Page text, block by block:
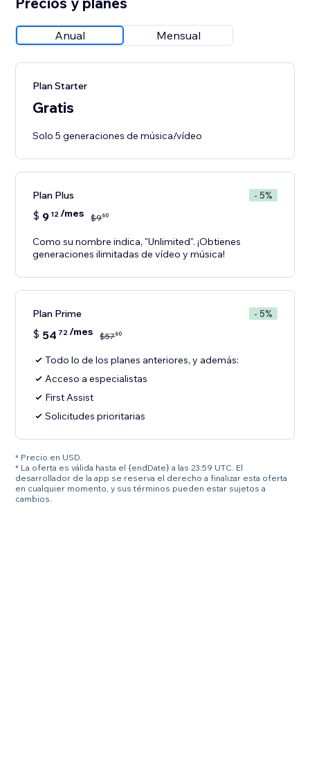
Anual Mensual
Plan Starter
Gratis
Solo 5 generaciones de música/vídeo
Plan Plus - 5%
$ 9 12/mes $960
Como su nombre indica, "Unlimited". ¡Obtienes
generaciones ilimitadas de vídeo y música!
Plan Prime - 5%
$ 54 72/mes $5760
Todo lo de los planes anteriores, y además:
Acceso a especialistas
First Assist
Solicitudes prioritarias
* Precio en USD.
* La oferta es válida hasta el {endDate} a las 23:59 UTC. El
desarrollador de la app se reserva el derecho a finalizar esta oferta
en cualquier momento, y sus términos pueden estar sujetos a
cambios.